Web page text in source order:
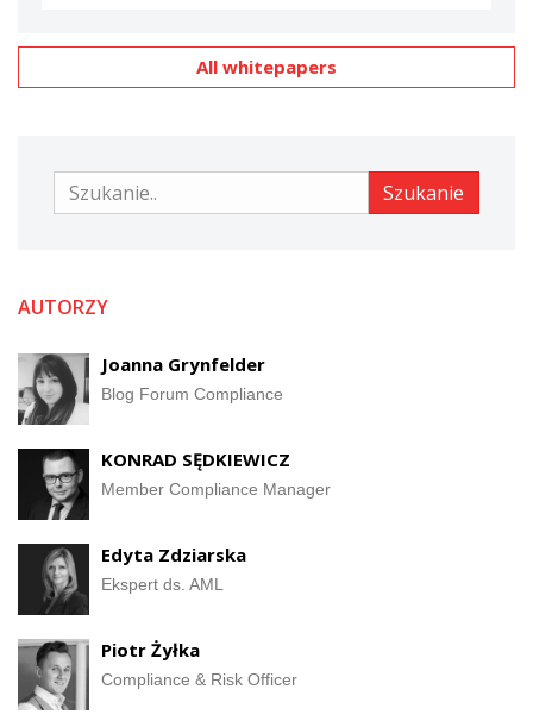
All whitepapers
Szukanie Szukanie
AUTORZY
Joanna Grynfelder
Blog Forum Compliance
KONRAD SĘDKIEWICZ
Member Compliance Manager
Edyta Zdziarska
Ekspert ds. AML
Piotr Żyłka
Compliance & Risk Officer